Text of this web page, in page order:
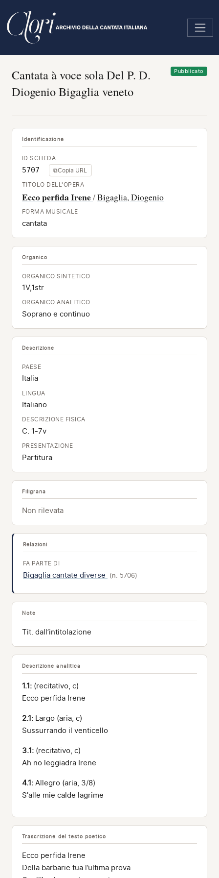
contenuto
principale
Cantata à voce sola Del P. D.
Diogenio Bigaglia veneto
Pubblicato
Identificazione
ID SCHEDA
5707 ⧉Copia URL
TITOLO DELL'OPERA
Ecco perfida Irene/Bigaglia, Diogenio
FORMA MUSICALE
cantata
Organico
ORGANICO SINTETICO
1V,1str
ORGANICO ANALITICO
Soprano e continuo
Descrizione
PAESE
Italia
LINGUA
Italiano
DESCRIZIONE FISICA
C. 1-7v
PRESENTAZIONE
Partitura
Filigrana
Non rilevata
Relazioni
FA PARTE DI
Bigaglia cantate diverse (n. 5706)
Note
Tit. dall’intitolazione
Descrizione analitica
1.1: (recitativo, c)
Ecco perfida Irene
2.1: Largo (aria, c)
Sussurrando il venticello
3.1: (recitativo, c)
Ah no leggiadra Irene
4.1: Allegro (aria, 3/8)
S'alle mie calde lagrime
Trascrizione del testo poetico
Ecco perfida Irene
Della barbarie tua l’ultima prova